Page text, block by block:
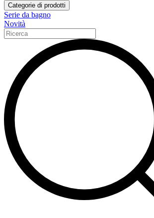
Categorie di prodotti
Serie da bagno
Novità